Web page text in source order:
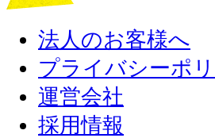
法人のお客様へ
プライバシーポ
運営会社
採用情報